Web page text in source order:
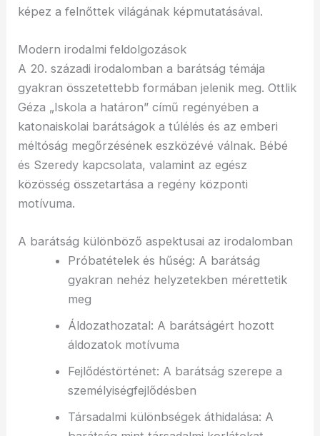
képez a felnőttek világának képmutatásával.
Modern irodalmi feldolgozások
A 20. századi irodalomban a barátság témája
gyakran összetettebb formában jelenik meg. Ottlik
Géza „Iskola a határon” című regényében a
katonaiskolai barátságok a túlélés és az emberi
méltóság megőrzésének eszközévé válnak. Bébé
és Szeredy kapcsolata, valamint az egész
közösség összetartása a regény központi
motívuma.
A barátság különböző aspektusai az irodalomban
Próbatételek és hűség: A barátság
gyakran nehéz helyzetekben mérettetik
meg
Áldozathozatal: A barátságért hozott
áldozatok motívuma
Fejlődéstörténet: A barátság szerepe a
személyiségfejlődésben
Társadalmi különbségek áthidalása: A